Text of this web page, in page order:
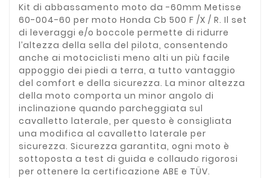
Kit di abbassamento moto da -60mm Metisse
60-004-60 per moto Honda Cb 500 F /X / R. Il set
di leveraggi e/o boccole permette di ridurre
l’altezza della sella del pilota, consentendo
anche ai motociclisti meno alti un più facile
appoggio dei piedi a terra, a tutto vantaggio
del comfort e della sicurezza. La minor altezza
della moto comporta un minor angolo di
inclinazione quando parcheggiata sul
cavalletto laterale, per questo è consigliata
una modifica al cavalletto laterale per
sicurezza. Sicurezza garantita, ogni moto è
sottoposta a test di guida e collaudo rigorosi
per ottenere la certificazione ABE e TÜV.